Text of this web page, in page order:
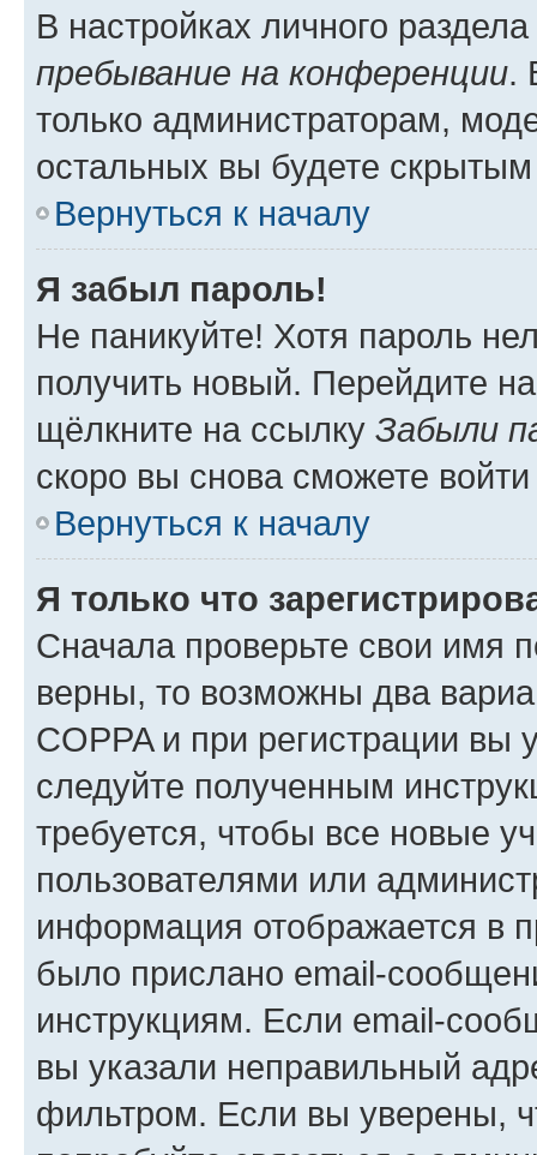
В настройках личного
пребывание на конференции.
только администраторам,
остальных вы будете
Вернуться к началу
Я забыл пароль!
Не паникуйте! Хотя пароль
получить новый. Перейдите
щёлкните на ссылку Забыли
скоро вы снова сможете
Вернуться к началу
Я только что
Сначала проверьте свои имя
верны, то возможны два
COPPA и при регистрации вы
следуйте полученным
требуется, чтобы все новые
пользователями или
информация отображается в
было прислано email-
инструкциям. Если email-
вы указали неправильный
фильтром. Если вы уверены,